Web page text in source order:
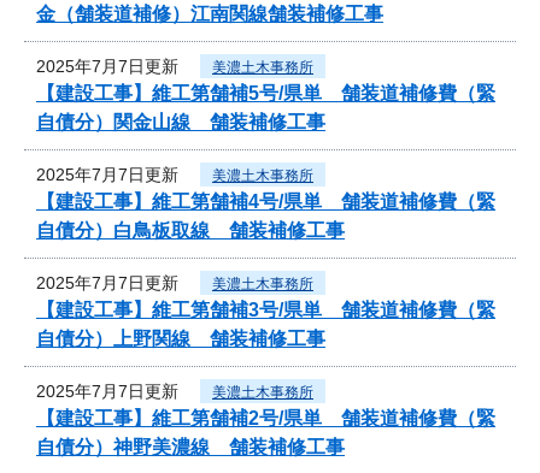
金（舗装道補修）江南関線舗装補修工事
2025年7月7日更新 美濃土木事務所
【建設工事】維工第舗補5号/県単 舗装道補修費（緊
自債分）関金山線 舗装補修工事
2025年7月7日更新 美濃土木事務所
【建設工事】維工第舗補4号/県単 舗装道補修費（緊
自債分）白鳥板取線 舗装補修工事
2025年7月7日更新 美濃土木事務所
【建設工事】維工第舗補3号/県単 舗装道補修費（緊
自債分）上野関線 舗装補修工事
2025年7月7日更新 美濃土木事務所
【建設工事】維工第舗補2号/県単 舗装道補修費（緊
自債分）神野美濃線 舗装補修工事